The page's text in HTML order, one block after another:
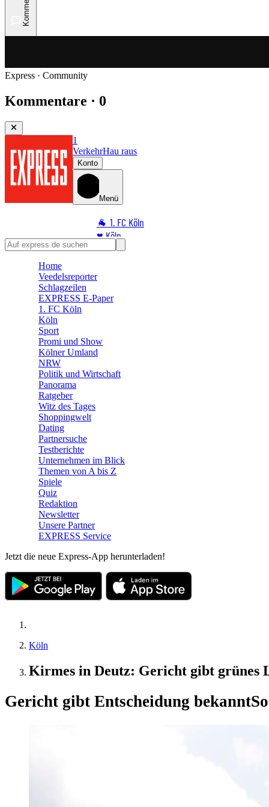
Express · Community
Kommentare · 0
1
VerkehrHau raus
Konto
Menü
🐐 1. FC Köln
♥️ Köln
⭐ Promi
🛒 Shoppingwelt
🧩 Spiele
Home
Veedelsreporter
Schlagzeilen
EXPRESS E-Paper
1. FC Köln
Köln
Sport
Promi und Show
Kölner Umland
NRW
Politik und Wirtschaft
Panorama
Ratgeber
Witz des Tages
Shoppingwelt
Dating
Partnersuche
Testberichte
Unternehmen im Blick
Themen von A bis Z
Spiele
Quiz
Redaktion
Newsletter
Unsere Partner
EXPRESS Service
Jetzt die neue Express-App herunterladen!
Köln
Kirmes in Deutz: Gericht gibt
Gericht gibt Entscheidung bekannt